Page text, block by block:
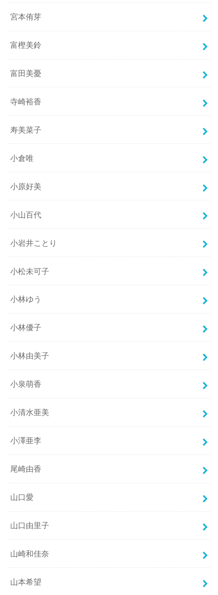
宮本侑芽
富樫美鈴
富田美憂
寺崎裕香
寿美菜子
小倉唯
小原好美
小山百代
小岩井ことり
小松未可子
小林ゆう
小林優子
小林由美子
小泉萌香
小清水亜美
小澤亜李
尾崎由香
山口愛
山口由里子
山崎和佳奈
山本希望